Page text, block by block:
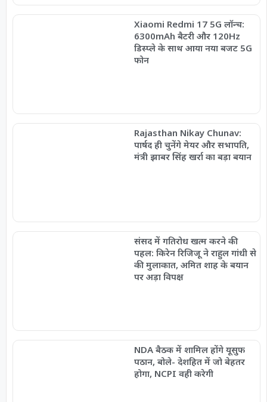
Xiaomi Redmi 17 5G लॉन्च:
6300mAh बैटरी और 120Hz
डिस्प्ले के साथ आया नया बजट 5G
फोन
Rajasthan Nikay Chunav:
पार्षद ही चुनेंगे मेयर और सभापति,
मंत्री झाबर सिंह खर्रा का बड़ा बयान
संसद में गतिरोध खत्म करने की
पहल: किरेन रिजिजू ने राहुल गांधी से
की मुलाकात, अमित शाह के बयान
पर अड़ा विपक्ष
NDA बैठक में शामिल होंगे यूसुफ
पठान, बोले- देशहित में जो बेहतर
होगा, NCPI वही करेगी